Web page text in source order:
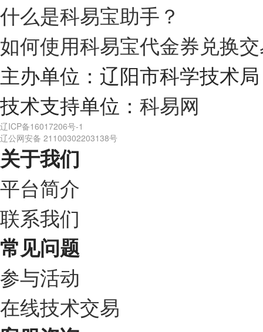
什么是科易宝助手？
如何使用科易宝代金券兑换
主办单位：辽阳市科学技术局
技术支持单位： 科易网
辽ICP备16017206号-1
辽公网安备 21100302203138号
关于我们
平台简介
联系我们
常见问题
参与活动
在线技术交易